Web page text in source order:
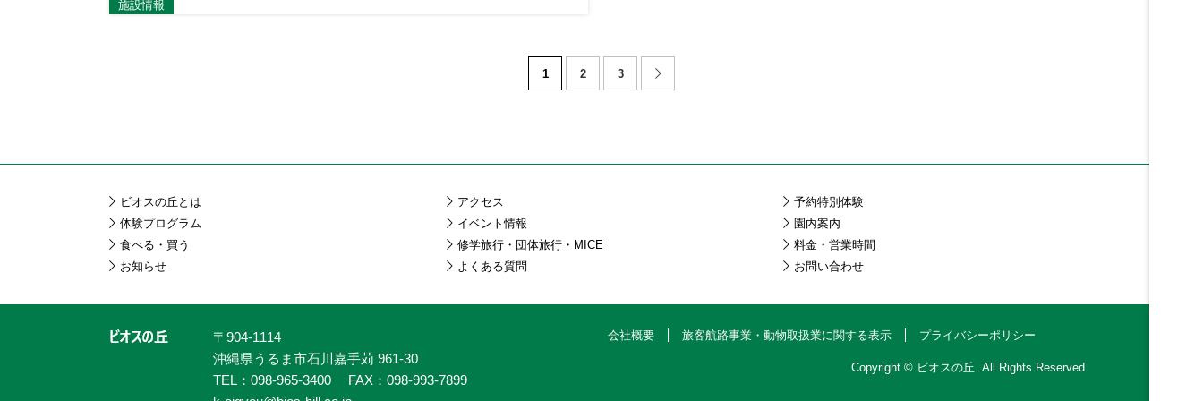
施設情報
1 2 3
ビオスの丘とは アクセス
予約特別体験
体験プログラム
イベント情報
園内案内
食べる・買う
修学旅行・団体旅行・MICE
料金・営業時間
お知らせ
よくある質問 お問い合わせ
〒904-1114
沖縄県うるま市石川嘉手苅 961-30
TEL：098-965-3400
FAX：098-993-7899
会社概要 旅客航路事業・動物取扱業に関する表示 プライバシーポリシー
Copyright © ビオスの丘. All Rights Reserved